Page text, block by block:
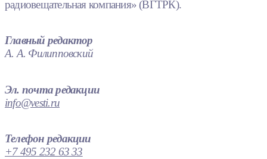
радиовещательная компания» (ВГТРК).
Главный редактор
А. А. Филипповский
Эл. почта редакции
info@vesti.ru
Телефон редакции
+7 495 232 63 33